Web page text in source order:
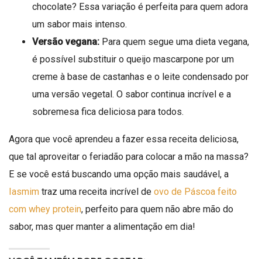
chocolate? Essa variação é perfeita para quem adora
um sabor mais intenso.
Versão vegana: Para quem segue uma dieta vegana,
é possível substituir o queijo mascarpone por um
creme à base de castanhas e o leite condensado por
uma versão vegetal. O sabor continua incrível e a
sobremesa fica deliciosa para todos.
Agora que você aprendeu a fazer essa receita deliciosa,
que tal aproveitar o feriadão para colocar a mão na massa?
E se você está buscando uma opção mais saudável, a
Iasmim traz uma receita incrível de ovo de Páscoa feito
com whey protein, perfeito para quem não abre mão do
sabor, mas quer manter a alimentação em dia!